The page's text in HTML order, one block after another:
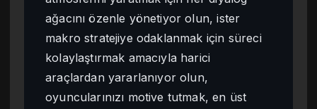
ağacını özenle yönetiyor olun, ister
makro stratejiye odaklanmak için süreci
kolaylaştırmak amacıyla harici
araçlardan yararlanıyor olun,
oyuncularınızı motive tutmak, en üst